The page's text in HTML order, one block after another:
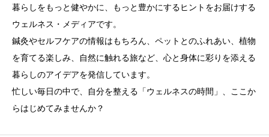
暮らしをもっと健やかに、もっと豊かにするヒントをお届けする
ウェルネス・メディアです。
鍼灸やセルフケアの情報はもちろん、ペットとのふれあい、植物
を育てる楽しみ、自然に触れる旅など、心と身体に彩りを添える
暮らしのアイデアを発信しています。
忙しい毎日の中で、自分を整える「ウェルネスの時間」、ここか
らはじめてみませんか？